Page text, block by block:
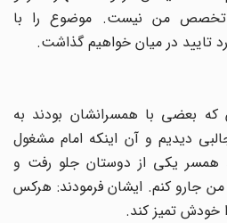
من نیست. موضوع را با
در میان خواهیم گذاشت.
بعضى با همسرانشان بودند به
دیدیم و آن اینکه امام مشغول
همسر یکى از دوستان جلو رفت و
جارو کنم. ایشان فرمودند: هرکس
تمیز کند.